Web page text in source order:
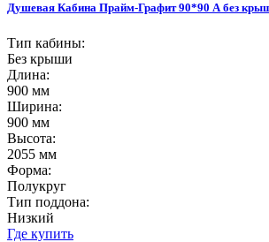
Душевая Кабина Прайм-Графит 90*90 А без
Тип кабины:
Без крыши
Длина:
900 мм
Ширина:
900 мм
Высота:
2055 мм
Форма:
Полукруг
Тип поддона:
Низкий
Где купить